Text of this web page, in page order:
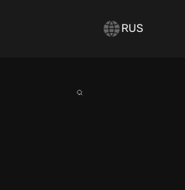
RUS